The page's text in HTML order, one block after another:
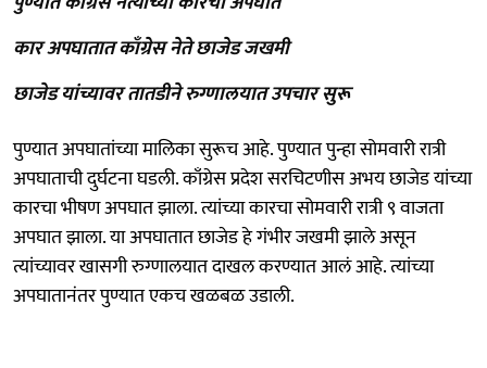
कार अपघातात काँग्रेस नेते छाजेड जखमी
छाजेड यांच्यावर तातडीने रुग्णालयात उपचार सुरू
पुण्यात अपघातांच्या मालिका सुरूच आहे. पुण्यात पुन्हा सोमवारी रात्री
अपघाताची दुर्घटना घडली. काँग्रेस प्रदेश सरचिटणीस अभय छाजेड यांच्या
कारचा भीषण अपघात झाला. त्यांच्या कारचा सोमवारी रात्री ९ वाजता
अपघात झाला. या अपघातात छाजेड हे गंभीर जखमी झाले असून
त्यांच्यावर खासगी रुग्णालयात दाखल करण्यात आलं आहे. त्यांच्या
अपघातानंतर पुण्यात एकच खळबळ उडाली.